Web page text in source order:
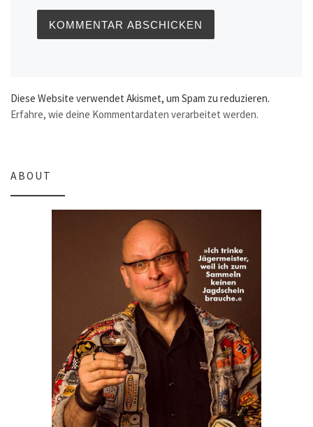
Diese Website verwendet Akismet, um Spam zu reduzieren.
Erfahre, wie deine Kommentardaten verarbeitet werden.
ABOUT